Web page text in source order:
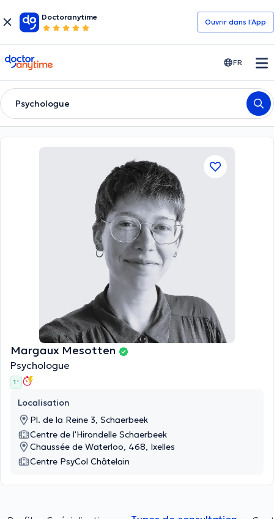
Doctoranytime
Ouvrir dans l’App
doctoranytime FR
Psychologue
Margaux Mesotten
Psychologue
1 '
Localisation
Pl. de la Reine 3, Schaerbeek
Centre de l'Hirondelle Schaerbeek
Chaussée de Waterloo, 468, Ixelles
Centre PsyCol Châtelain